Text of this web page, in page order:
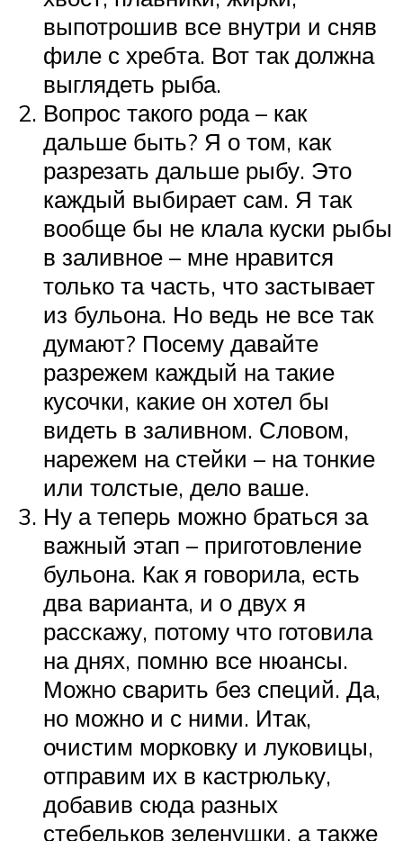
выпотрошив все внутри и сняв
филе с хребта. Вот так должна
выглядеть рыба.
Вопрос такого рода – как
дальше быть? Я о том, как
разрезать дальше рыбу. Это
каждый выбирает сам. Я так
вообще бы не клала куски рыбы
в заливное – мне нравится
только та часть, что застывает
из бульона. Но ведь не все так
думают? Посему давайте
разрежем каждый на такие
кусочки, какие он хотел бы
видеть в заливном. Словом,
нарежем на стейки – на тонкие
или толстые, дело ваше.
Ну а теперь можно браться за
важный этап – приготовление
бульона. Как я говорила, есть
два варианта, и о двух я
расскажу, потому что готовила
на днях, помню все нюансы.
Можно сварить без специй. Да,
но можно и с ними. Итак,
очистим морковку и луковицы,
отправим их в кастрюльку,
добавив сюда разных
стебельков зеленушки, а также